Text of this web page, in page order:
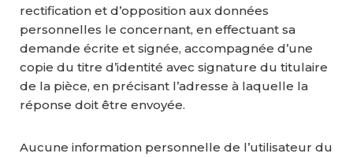
rectification et d’opposition aux données
personnelles le concernant, en effectuant sa
demande écrite et signée, accompagnée d’une
copie du titre d’identité avec signature du titulaire
de la pièce, en précisant l’adresse à laquelle la
réponse doit être envoyée.
Aucune information personnelle de l’utilisateur du